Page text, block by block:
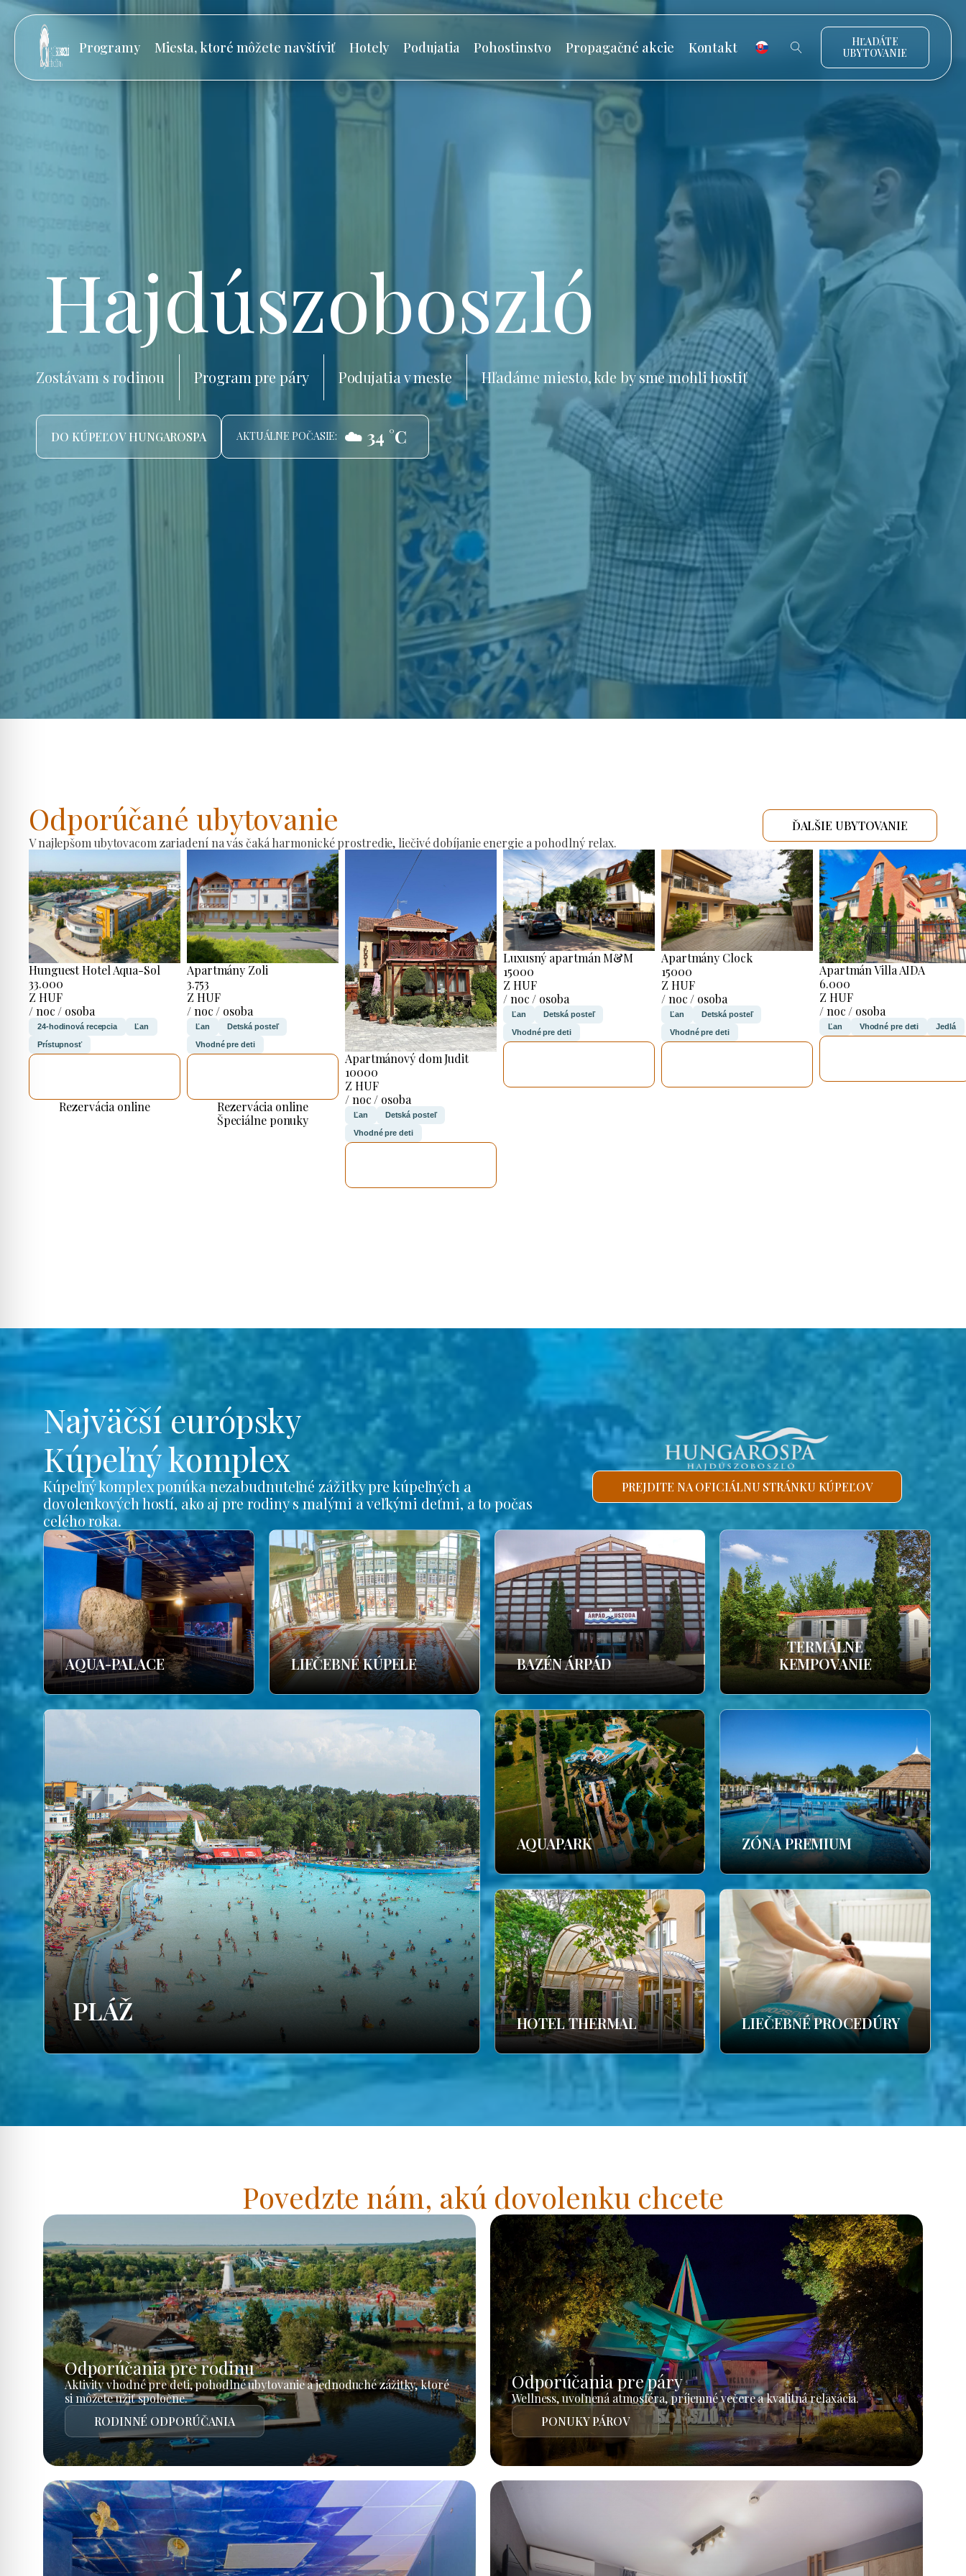
Programy Miesta, ktoré môžete navštíviť Hotely Podujatia Pohostinstvo Propagačné akcie Kontakt
HĽADÁTE
UBYTOVANIE
Hajdúszoboszló
Zostávam s rodinou Program pre páry Podujatia v meste Hľadáme miesto, kde by sme mohli hostiť
DO KÚPEĽOV HUNGAROSPA AKTUÁLNE POČASIE: ☁️ 34 °C
Odporúčané ubytovanie
V najlepšom ubytovacom zariadení na vás čaká harmonické prostredie, liečivé dobíjanie energie a pohodlný relax.
ĎALŠIE UBYTOVANIE
Hunguest Hotel Aqua-Sol
33.000
Z HUF
/ noc / osoba
24-hodinová recepcia Ľan
Prístupnosť
Rezervácia online
Apartmány Zoli
3.753
Z HUF
/ noc / osoba
Ľan Detská posteľ
Vhodné pre deti
Rezervácia online
Špeciálne ponuky
Apartmánový dom Judit
10000
Z HUF
/ noc / osoba
Ľan Detská posteľ
Vhodné pre deti
Luxusný apartmán M&M
15000
Z HUF
/ noc / osoba
Ľan Detská posteľ
Vhodné pre deti
Apartmány Clock
15000
Z HUF
/ noc / osoba
Ľan Detská posteľ
Vhodné pre deti
Apartmán Villa AIDA
6.000
Z HUF
/ noc / osoba
Ľan Vhodné pre deti Jedlá
Najväčší európsky
Kúpeľný komplex
Kúpeľný komplex ponúka nezabudnuteľné zážitky pre kúpeľných a
dovolenkových hostí, ako aj pre rodiny s malými a veľkými deťmi, a to počas
celého roka.
PREJDITE NA OFICIÁLNU STRÁNKU KÚPEĽOV
AQUA-PALACE LIEČEBNÉ KÚPELE BAZÉN ÁRPÁD
TERMÁLNE
KEMPOVANIE
PLÁŽ
AQUAPARK ZÓNA PREMIUM
HOTEL THERMAL LIEČEBNÉ PROCEDÚRY
Povedzte nám, akú dovolenku chcete
Odporúčania pre rodinu
Aktivity vhodné pre deti, pohodlné ubytovanie a jednoduché zážitky, ktoré
si môžete užiť spoločne.
RODINNÉ ODPORÚČANIA
Odporúčania pre páry
Wellness, uvoľnená atmosféra, príjemné večere a kvalitná relaxácia.
PONUKY PÁROV